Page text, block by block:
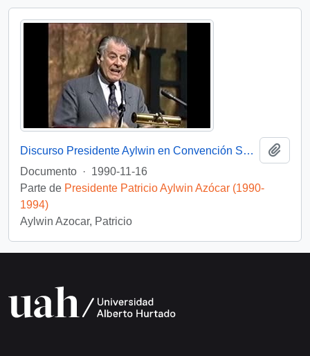
Discurso Presidente Aylwin en Convención Santiago: Video
Documento · 1990-11-16
Parte de Presidente Patricio Aylwin Azócar (1990-
1994)
Aylwin Azocar, Patricio